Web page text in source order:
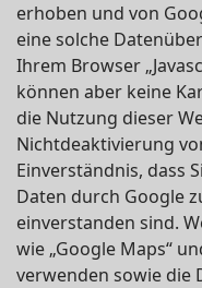
erhoben und von
eine solche
Ihrem Browser
können aber keine
die Nutzung dieser
Nichtdeaktivierung
Einverständnis, dass
Daten durch Google
einverstanden sind.
wie „Google Maps“
verwenden sowie die